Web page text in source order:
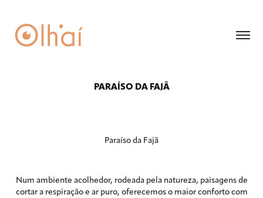
PARAÍSO DA FAJÃ
Paraíso da Fajã
Num ambiente acolhedor, rodeada pela natureza, paisagens de
cortar a respiração e ar puro, oferecemos o maior conforto com